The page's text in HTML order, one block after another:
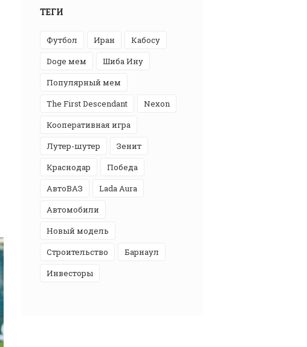
ТЕГИ
футбол Иран
Кабосу
Doge мем
Шиба Ину
популярный мем
The First Descendant
Nexon
кооперативная игра
лутер-шутер
Зенит
Краснодар
победа
АвтоВАЗ
Lada Aura
автомобили
новый модель
строительство
Барнаул
инвесторы